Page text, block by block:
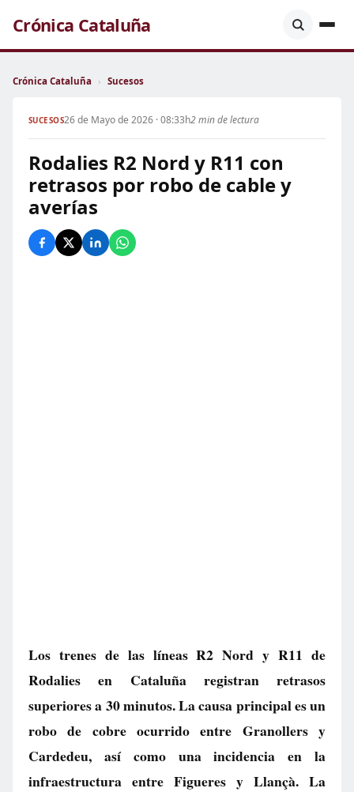
Crónica Cataluña
Crónica Cataluña › Sucesos
SUCESOS26 de Mayo de 2026 · 08:33h2 min de lectura
Rodalies R2 Nord y R11 con
retrasos por robo de cable y
averías
Los trenes de las líneas R2 Nord y R11 de
Rodalies en Cataluña registran retrasos
superiores a 30 minutos. La causa principal es un
robo de cobre ocurrido entre Granollers y
Cardedeu, así como una incidencia en la
infraestructura entre Figueres y Llançà. La